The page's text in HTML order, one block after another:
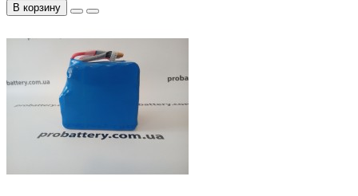
В корзину